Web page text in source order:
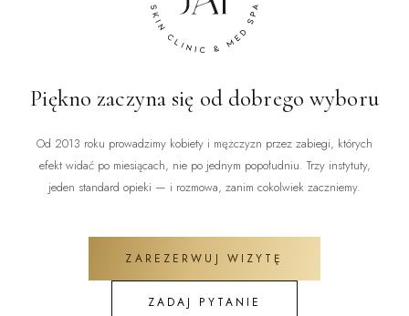
Piękno zaczyna się od dobrego wyboru
Od 2013 roku prowadzimy kobiety i mężczyzn przez zabiegi, których
efekt widać po miesiącach, nie po jednym popołudniu. Trzy instytuty,
jeden standard opieki — i rozmowa, zanim cokolwiek zaczniemy.
ZAREZERWUJ WIZYTĘ
ZADAJ PYTANIE